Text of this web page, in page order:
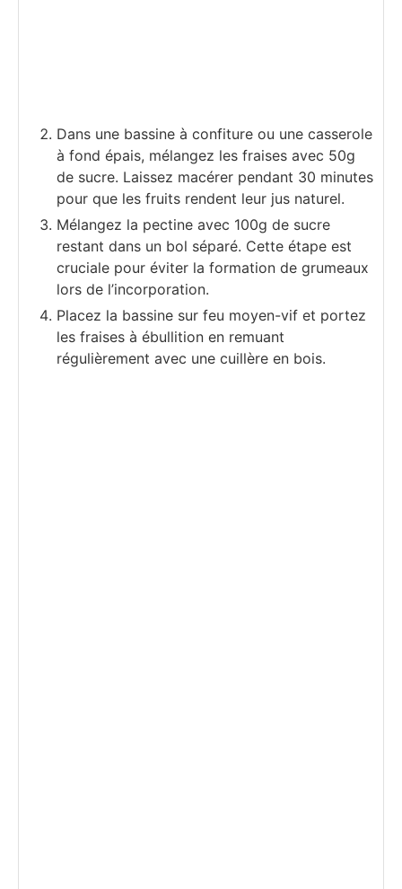
Dans une bassine à confiture ou une casserole
à fond épais, mélangez les fraises avec 50g
de sucre. Laissez macérer pendant 30 minutes
pour que les fruits rendent leur jus naturel.
Mélangez la pectine avec 100g de sucre
restant dans un bol séparé. Cette étape est
cruciale pour éviter la formation de grumeaux
lors de l’incorporation.
Placez la bassine sur feu moyen-vif et portez
les fraises à ébullition en remuant
régulièrement avec une cuillère en bois.